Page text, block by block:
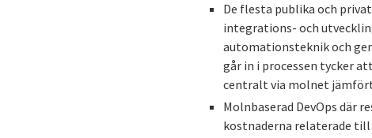
De flesta publika och
integrations- och
automationsteknik och
går in i processen tycker
centralt via molnet
Molnbaserad DevOps där
kostnaderna relaterade till